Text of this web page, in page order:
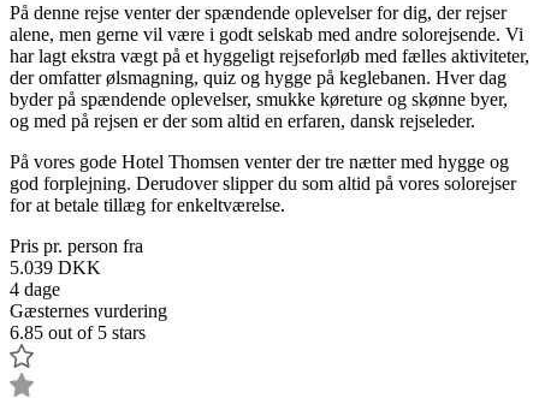
På denne rejse venter der spændende oplevelser for dig, der rejser
alene, men gerne vil være i godt selskab med andre solorejsende. Vi
har lagt ekstra vægt på et hyggeligt rejseforløb med fælles aktiviteter,
der omfatter ølsmagning, quiz og hygge på keglebanen. Hver dag
byder på spændende oplevelser, smukke køreture og skønne byer,
og med på rejsen er der som altid en erfaren, dansk rejseleder.
På vores gode Hotel Thomsen venter der tre nætter med hygge og
god forplejning. Derudover slipper du som altid på vores solorejser
for at betale tillæg for enkeltværelse.
Pris pr. person fra
5.039 DKK
4 dage
Gæsternes vurdering
6.85 out of 5 stars